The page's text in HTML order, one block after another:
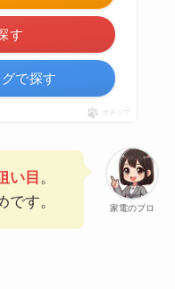
す
で探す
ポチップ
家電のプロ
い目 。
です。